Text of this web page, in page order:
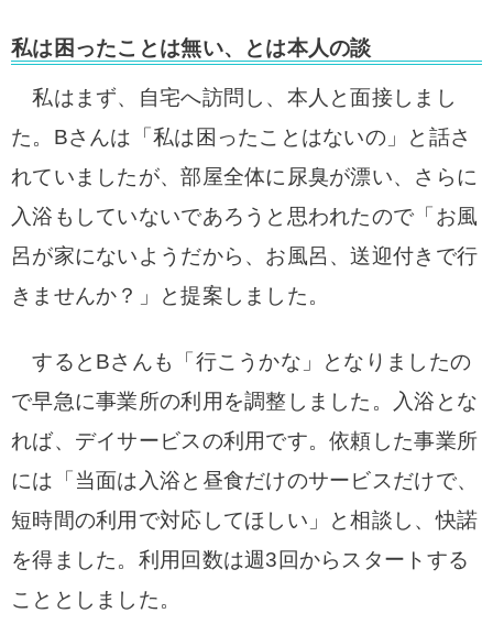
私は困ったことは無い、とは本人の談
私はまず、自宅へ訪問し、本人と面接しまし
た。 Bさんは「私は困ったことはないの」と話さ
れていましたが、部屋全体に尿臭が漂い、さらに
入浴もしていないであろうと思われたので「お風
呂が家にないようだから、お風呂、送迎付きで行
きませんか？」と提案しました。
するとBさんも「行こうかな」となりましたの
で早急に事業所の利用を調整しました。入浴とな
れば、デイサービスの利用です。依頼した事業所
には「当面は入浴と昼食だけのサービスだけで、
短時間の利用で対応してほしい」と相談し、快諾
を得ました。 利用回数は週3回からスタートする
こととしました。